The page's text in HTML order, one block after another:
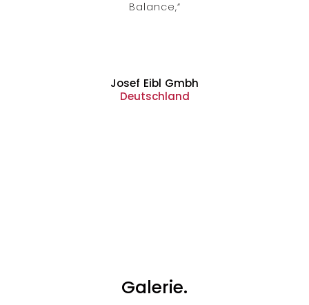
Balance,“
Josef Eibl Gmbh
Deutschland
Galerie.